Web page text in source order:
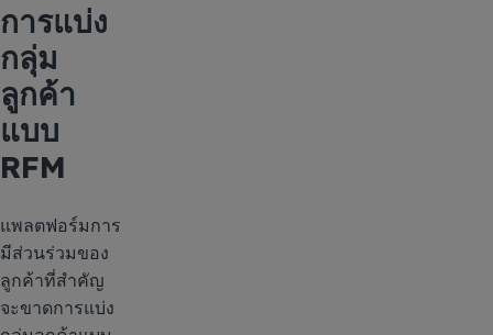
การแบ่ง
กลุ่ม
ลูกค้า
แบบ
RFM
แพลตฟอร์มการ
มีส่วนร่วมของ
ลูกค้าที่สำคัญ
จะขาดการแบ่ง